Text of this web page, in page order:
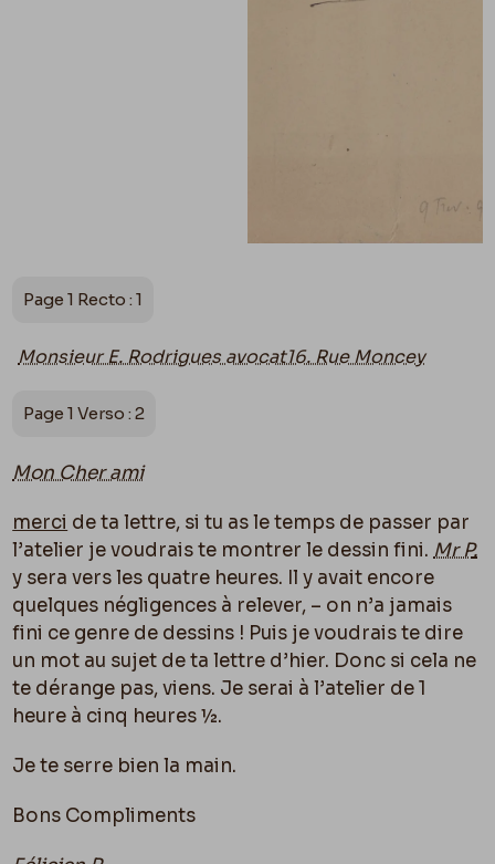
Page 1 Recto : 1
Monsieur E. Rodrigues avocat16. Rue Moncey
Page 1 Verso : 2
Mon Cher ami
merci de ta lettre, si tu as le temps de passer par
l’atelier je voudrais te montrer le dessin fini. Mr P.
y sera vers les quatre heures. Il y avait encore
quelques négligences à relever, – on n’a jamais
fini ce genre de dessins ! Puis je voudrais te dire
un mot au sujet de ta lettre d’hier. Donc si cela ne
te dérange pas, viens. Je serai à l’atelier de 1
heure à cinq heures ½.
Je te serre bien la main.
Bons Compliments